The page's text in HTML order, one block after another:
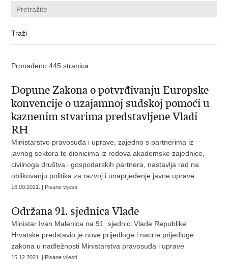
Pronađeno 445 stranica.
Dopune Zakona o potvrđivanju Europske
konvencije o uzajamnoj sudskoj pomoći u
kaznenim stvarima predstavljene Vladi
RH
Ministarstvo pravosuđa i uprave, zajedno s partnerima iz
javnog sektora te dionicima iz redova akademske zajednice,
civilnoga društva i gospodarskih partnera, nastavlja rad na
oblikovanju politika za razvoj i unaprjeđenje javne uprave
16.09.2021. | Pisane vijesti
Održana 91. sjednica Vlade
Ministar Ivan Malenica na 91. sjednici Vlade Republike
Hrvatske predstavio je nove prijedloge i nacrte prijedloge
zakona u nadležnosti Ministarstva pravosuđa i uprave
15.12.2021. | Pisane vijesti